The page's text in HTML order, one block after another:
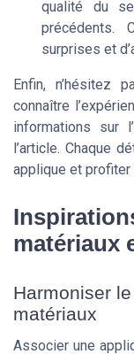
qualité du
précédents.
surprises et
Enfin, n’hésitez
connaître
informations sur
l’article. Chaque
applique et profiter
matériaux
Harmoniser
matériaux
Associer une